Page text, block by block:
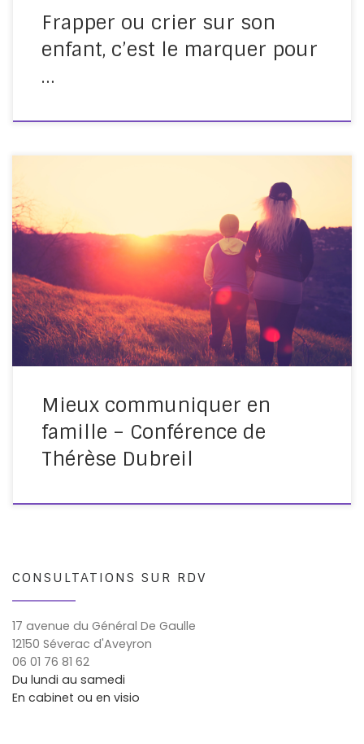
Frapper ou crier sur son
enfant, c’est le marquer pour
…
Voici la conférence données par Thérèse Dubreil, une
collègue formatrice Gordon, dans le cadre du Train
Petite Enfance et Parentalité, pour présenter les
ateliers Gordon parents Mieux communiquer en famille.
Pour aller plus loin, vous pouvez : voir la conférence
Éduquer sans punir que j’ai donnée dans le cadre du […]
Mieux communiquer en
famille – Conférence de
Thérèse Dubreil
CONSULTATIONS SUR RDV
17 avenue du Général De Gaulle
12150 Séverac d'Aveyron
06 01 76 81 62
Du lundi au samedi
En cabinet ou en visio